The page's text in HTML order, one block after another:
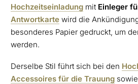
Hochzeitseinladung mit Einleger
Antwortkarte wird die
besonderes Papier gedruckt, um
werden.
Derselbe Stil führt sich bei den
Accessoires für die Trauung